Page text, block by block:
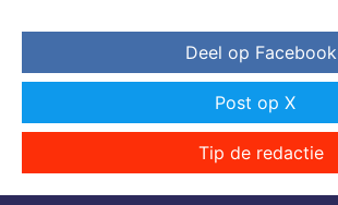
Deel op Facebook
Post op X
Tip de redactie